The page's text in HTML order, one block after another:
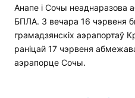
Анапе і Сочы неаднаразова
БПЛА. З вечара 16 чэрвеня
грамадзянскіх аэрапортаў
раніцай 17 чэрвеня
аэрапорце Сочы.